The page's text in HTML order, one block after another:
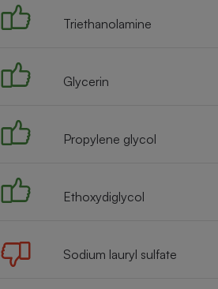
Triethanolamine
Glycerin
Propylene glycol
Ethoxydiglycol
Sodium lauryl sulfate